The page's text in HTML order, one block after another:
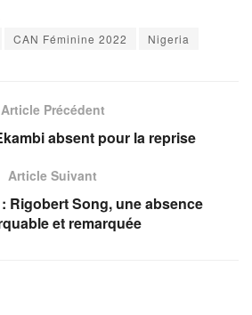
CAN Féminine 2022 Nigeria
Article Précédent
absent pour la reprise
Article Suivant
Rigobert Song, une absence
et remarquée